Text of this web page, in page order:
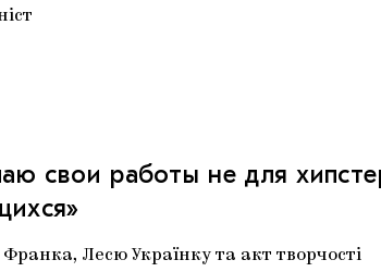
свои работы не для
Франка, Лесю Українку та акт творчості